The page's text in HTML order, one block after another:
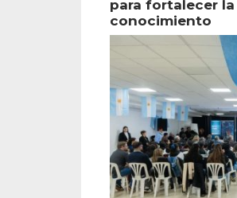
para fortalecer
conocimiento